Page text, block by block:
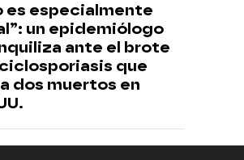
es especialmente
un epidemiólogo
ante el brote
que
dos muertos en